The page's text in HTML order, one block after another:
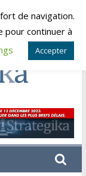
de navigation.
pour continuer à
Accepter